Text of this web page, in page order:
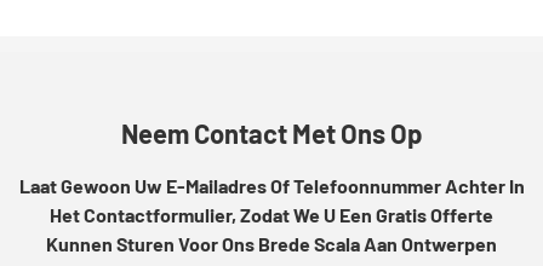
Neem Contact Met Ons Op
Laat Gewoon Uw E-Mailadres Of Telefoonnummer Achter In
Het Contactformulier, Zodat We U Een Gratis Offerte
Kunnen Sturen Voor Ons Brede Scala Aan Ontwerpen